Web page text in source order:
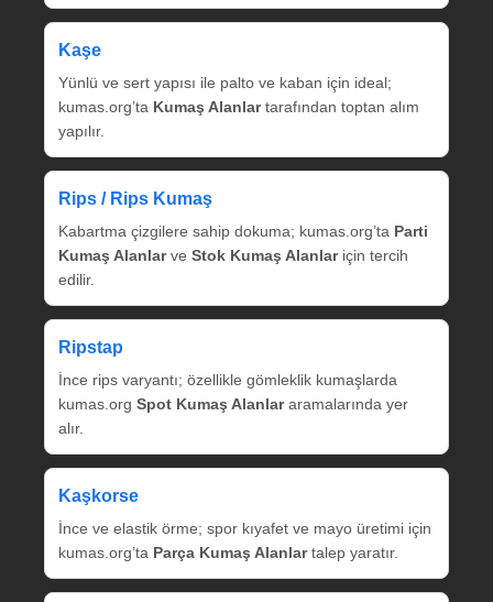
Kaşe
Yünlü ve sert yapısı ile palto ve kaban için ideal;
kumas.org’ta Kumaş Alanlartarafından toptan alım
yapılır.
Rips / Rips Kumaş
Kabartma çizgilere sahip dokuma; kumas.org’ta Parti
Kumaş Alanlarve Stok Kumaş Alanlariçin tercih
edilir.
Ripstap
İnce rips varyantı; özellikle gömleklik kumaşlarda
kumas.org Spot Kumaş Alanlararamalarında yer
alır.
Kaşkorse
İnce ve elastik örme; spor kıyafet ve mayo üretimi için
kumas.org’ta Parça Kumaş Alanlartalep yaratır.